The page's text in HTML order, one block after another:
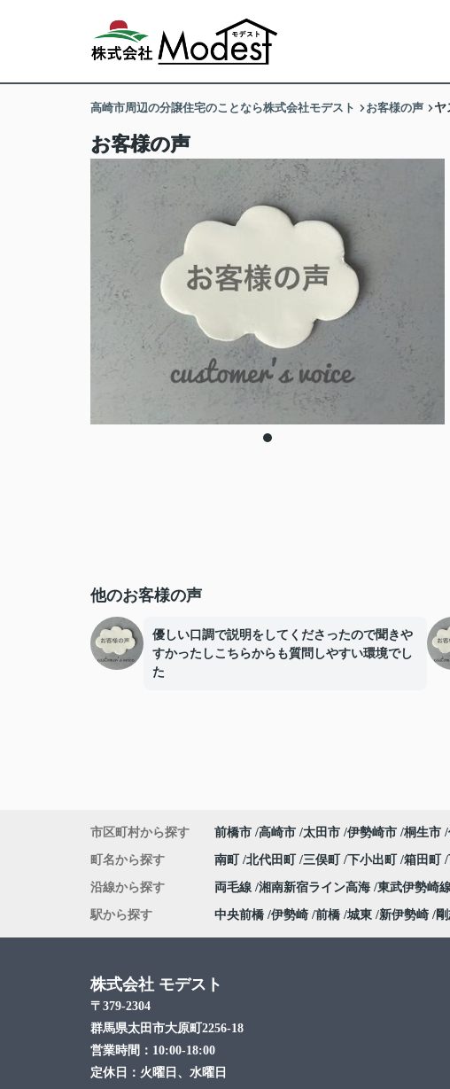
高崎市周辺の分譲住宅のことなら株式会社モデスト お客様の声 ヤ
お客様の声
他のお客様の声
優しい口調で説明をしてくださったので聞きや
すかったしこちらからも質問しやすい環境でし
た
市区町村から探す 前橋市 高崎市 太田市 伊勢崎市 桐生市
町名から探す 南町 北代田町 三俣町 下小出町 箱田町
沿線から探す 両毛線 湘南新宿ライン高海 東武伊勢崎
駅から探す 中央前橋 伊勢崎 前橋 城東 新伊勢崎
株式会社 モデスト
〒379-2304
群馬県太田市大原町2256-18
営業時間： 10:00-18:00
定休日： 火曜日、水曜日